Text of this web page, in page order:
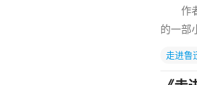
作者
的一部
走进鲁